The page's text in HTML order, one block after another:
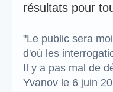
résultats pour
"Le public sera
d'où les
Il y a pas mal de
Yvanov le 6 juin